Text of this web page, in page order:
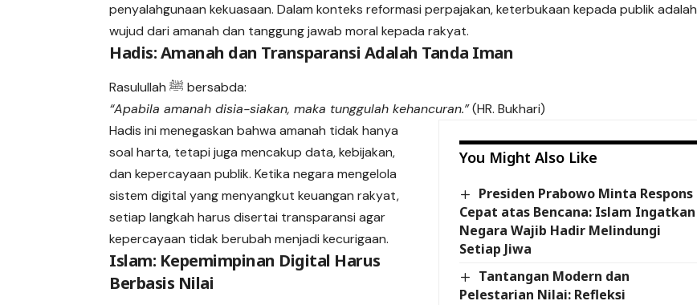
penyalahgunaan kekuasaan. Dalam konteks reformasi perpajakan, keterbukaan kepada publik adalah
wujud dari amanah dan tanggung jawab moral kepada rakyat.
Hadis: Amanah dan Transparansi Adalah Tanda Iman
Rasulullah ﷺ bersabda:
“Apabila amanah disia-siakan, maka tunggulah kehancuran.”(HR. Bukhari)
You Might Also Like
Presiden Prabowo Minta Respons
Cepat atas Bencana: Islam Ingatkan
Negara Wajib Hadir Melindungi
Setiap Jiwa
Tantangan Modern dan
Pelestarian Nilai: Refleksi
Hadis ini menegaskan bahwa amanah tidak hanya
soal harta, tetapi juga mencakup data, kebijakan,
dan kepercayaan publik. Ketika negara mengelola
sistem digital yang menyangkut keuangan rakyat,
setiap langkah harus disertai transparansi agar
kepercayaan tidak berubah menjadi kecurigaan.
Islam: Kepemimpinan Digital Harus
Berbasis Nilai